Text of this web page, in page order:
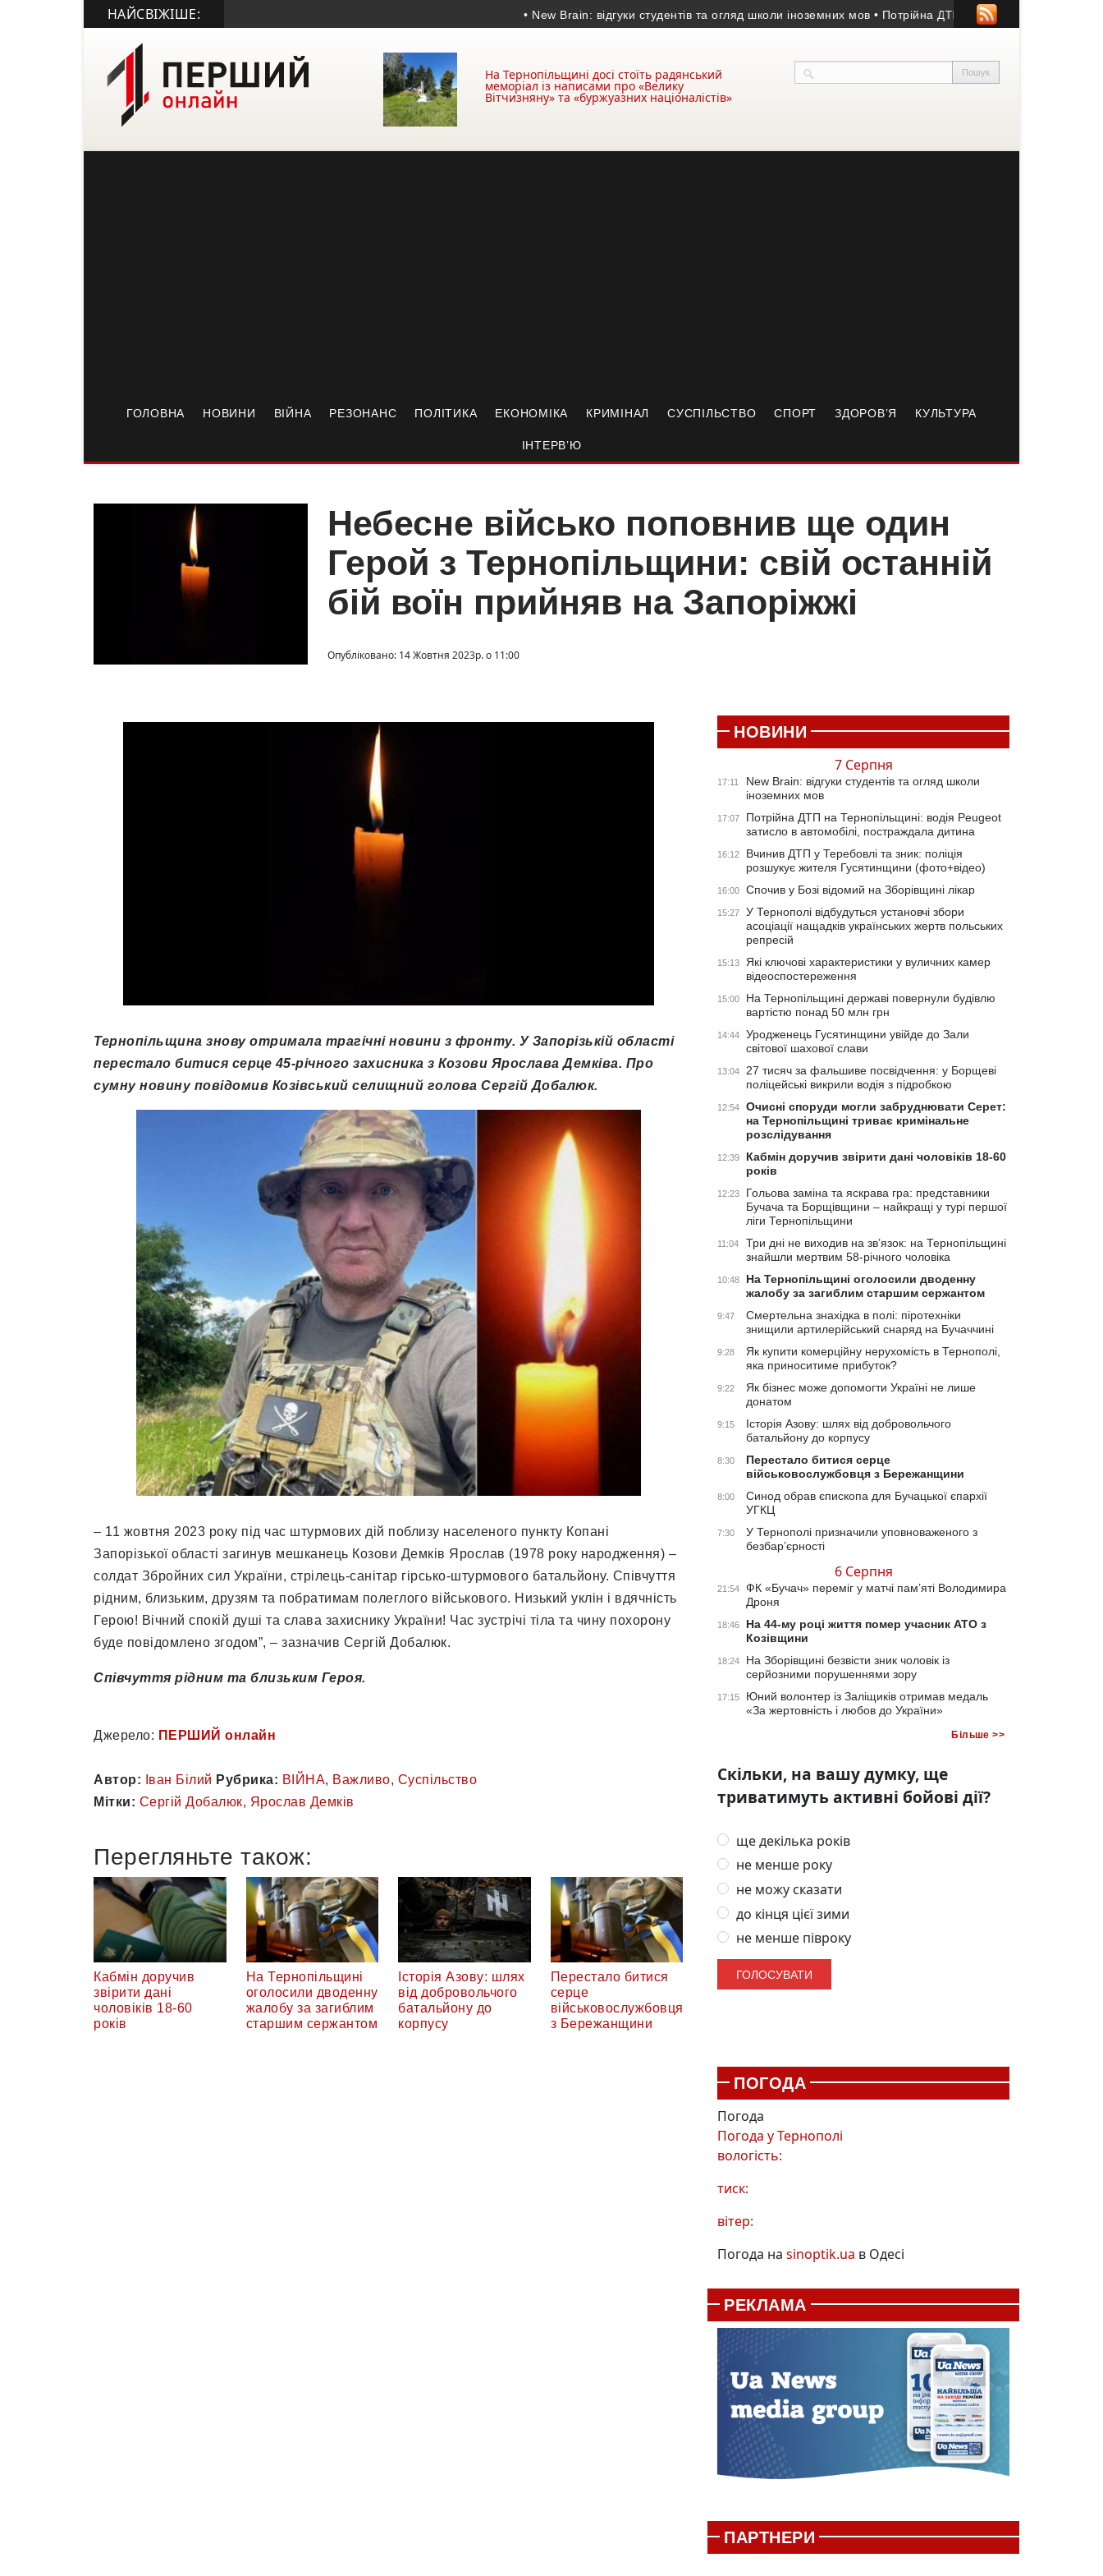
НАЙСВІЖІШЕ: • New Brain: відгуки студентів та огляд школи іноземних мов • Потрійна ДТП на Тернопільщині: водія
На Тернопільщині досі стоїть радянський
меморіал із написами про «Велику
Вітчизняну» та «буржуазних націоналістів»
ГОЛОВНА НОВИНИ ВІЙНА РЕЗОНАНС ПОЛІТИКА ЕКОНОМІКА КРИМІНАЛ СУСПІЛЬСТВО СПОРТ ЗДОРОВ’Я КУЛЬТУРА
ІНТЕРВ’Ю
Небесне військо поповнив ще один
Герой з Тернопільщини: свій останній
бій воїн прийняв на Запоріжжі
Опубліковано: 14 Жовтня 2023р. о 11:00
Тернопільщина знову отримала трагічні новини з фронту. У Запорізькій області
перестало битися серце 45-річного захисника з Козови Ярослава Демківа. Про
сумну новину повідомив Козівський селищний голова Сергій Добалюк.
– 11 жовтня 2023 року під час штурмових дій поблизу населеного пункту Копані
Запорізької області загинув мешканець Козови Демків Ярослав (1978 року народження) –
солдат Збройних сил України, стрілець-санітар гірсько-штурмового батальйону. Співчуття
рідним, близьким, друзям та побратимам полеглого військового. Низький уклін і вдячність
Герою! Вічний спокій душі та слава захиснику України! Час зустрічі тіла та чину похорону
буде повідомлено згодом”, – зазначив Сергій Добалюк.
Співчуття рідним та близьким Героя.
Джерело: ПЕРШИЙ онлайн
Автор: Іван Білий Рубрика: ВІЙНА, Важливо, Суспільство
Мітки: Сергій Добалюк, Ярослав Демків
Перегляньте також:
Кабмін доручив
звірити дані
чоловіків 18-60
років
На Тернопільщині
оголосили дводенну
жалобу за загиблим
старшим сержантом
Історія Азову: шлях
від добровольчого
батальйону до
корпусу
Перестало битися
серце
військовослужбовця
з Бережанщини
НОВИНИ
7 Серпня
17:11
New Brain: відгуки студентів та огляд школи
іноземних мов
17:07
Потрійна ДТП на Тернопільщині: водія Peugeot
затисло в автомобілі, постраждала дитина
16:12
Вчинив ДТП у Теребовлі та зник: поліція
розшукує жителя Гусятинщини (фото+відео)
16:00 Спочив у Бозі відомий на Зборівщині лікар
15:27
У Тернополі відбудуться установчі збори
асоціації нащадків українських жертв польських
репресій
15:13
Які ключові характеристики у вуличних камер
відеоспостереження
15:00
На Тернопільщині державі повернули будівлю
вартістю понад 50 млн грн
14:44
Уродженець Гусятинщини увійде до Зали
світової шахової слави
13:04
27 тисяч за фальшиве посвідчення: у Борщеві
поліцейські викрили водія з підробкою
12:54
Очисні споруди могли забруднювати Серет:
на Тернопільщині триває кримінальне
розслідування
12:39
Кабмін доручив звірити дані чоловіків 18-60
років
12:23
Гольова заміна та яскрава гра: представники
Бучача та Борщівщини – найкращі у турі першої
ліги Тернопільщини
11:04
Три дні не виходив на зв’язок: на Тернопільщині
знайшли мертвим 58-річного чоловіка
10:48
На Тернопільщині оголосили дводенну
жалобу за загиблим старшим сержантом
9:47
Смертельна знахідка в полі: піротехніки
знищили артилерійський снаряд на Бучаччині
9:28
Як купити комерційну нерухомість в Тернополі,
яка приноситиме прибуток?
9:22
Як бізнес може допомогти Україні не лише
донатом
9:15
Історія Азову: шлях від добровольчого
батальйону до корпусу
8:30
Перестало битися серце
військовослужбовця з Бережанщини
8:00
Синод обрав єпископа для Бучацької єпархії
УГКЦ
7:30
У Тернополі призначили уповноваженого з
безбар’єрності
6 Серпня
21:54
ФК «Бучач» переміг у матчі пам’яті Володимира
Дроня
18:46
На 44-му році життя помер учасник АТО з
Козівщини
18:24
На Зборівщині безвісти зник чоловік із
серйозними порушеннями зору
17:15
Юний волонтер із Заліщиків отримав медаль
«За жертовність і любов до України»
Більше >>
Скільки, на вашу думку, ще
триватимуть активні бойові дії?
ще декілька років
не менше року
не можу сказати
до кінця цієї зими
не менше півроку
ПОГОДА
Погода
Погода уТернополі
вологість:
тиск:
вітер:
Погода на sinoptik.ua в Одесі
РЕКЛАМА
ПАРТНЕРИ